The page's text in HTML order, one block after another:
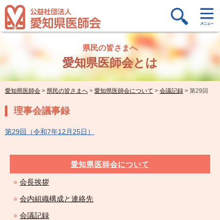
県民の皆さまへ
愛知県医師会とは
愛知県医師会 > 県民の皆さまへ > 愛知県医師会について > 会議記録 > 第29回
理事会議事録
第29回（令和7年12月25日）
愛知県医師会について
会長挨拶
会内組織構成と連絡先
会議記録